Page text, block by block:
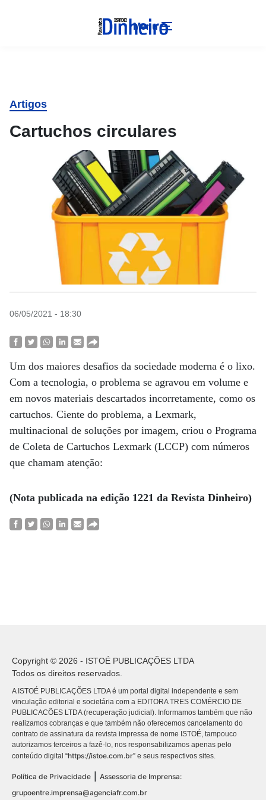
Menu
Artigos
Cartuchos circulares
06/05/2021 - 18:30
Um dos maiores desafios da sociedade moderna é o lixo.
Com a tecnologia, o problema se agravou em volume e
em novos materiais descartados incorretamente, como os
cartuchos. Ciente do problema, a Lexmark,
multinacional de soluções por imagem, criou o Programa
de Coleta de Cartuchos Lexmark (LCCP) com números
que chamam atenção:
(Nota publicada na edição 1221 da Revista Dinheiro)
Copyright © 2026 - ISTOÉ PUBLICAÇÕES LTDA
Todos os direitos reservados.
A ISTOÉ PUBLICAÇÕES LTDA é um portal digital independente e sem
vinculação editorial e societária com a EDITORA TRES COMÉRCIO DE
PUBLICACÕES LTDA (recuperação judicial). Informamos também que não
realizamos cobranças e que também não oferecemos cancelamento do
contrato de assinatura da revista impressa de nome ISTOÉ, tampouco
autorizamos terceiros a fazê-lo, nos responsabilizamos apenas pelo
conteúdo digital “https://istoe.com.br” e seus respectivos sites.
Política de Privacidade
Assessoria de Imprensa:
grupoentre.imprensa@agenciafr.com.br